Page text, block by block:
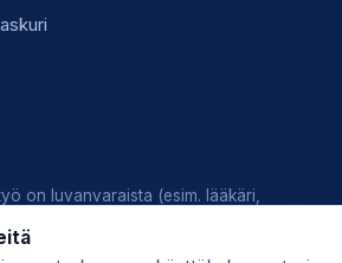
on luvanvaraista (esim. lääkäri,
ja alan käytännöistä.